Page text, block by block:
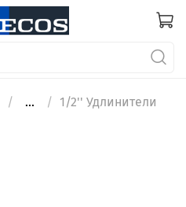
... 1/2'' Удлинители